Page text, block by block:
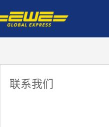
联系我们